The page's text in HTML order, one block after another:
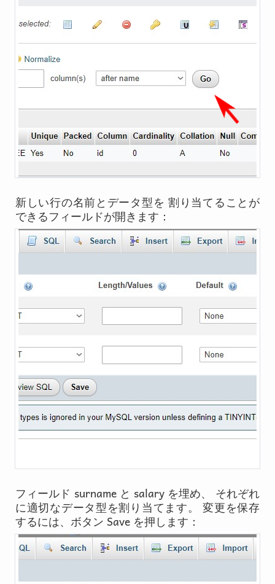
新しい行の名前とデータ型を 割り当てることが
できるフィールドが開きます：
フィールド surnameと salary を埋め、 それぞれ
に適切なデータ型を割り当てます。 変更を保存
するには、ボタン Save を押します：